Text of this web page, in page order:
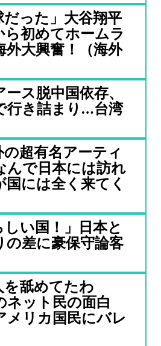
った」大谷翔平
ら初めてホームラ
外大興奮！（海外
ス脱中国依存、
行き詰まり…台湾
超有名アーティ
んで日本には訪れ
には全く来てく
い国！」日本と
の差に豪保守論客
を舐めてたわ
ネット民の面白
メリカ国民にバレ